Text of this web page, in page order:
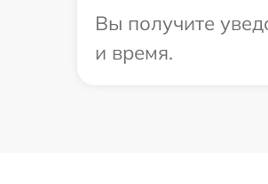
Вы получите
и время.